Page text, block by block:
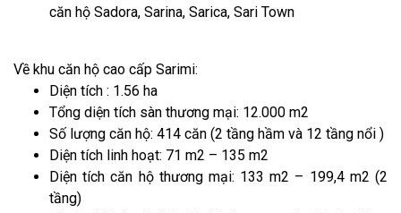
căn hộ Sadora, Sarina, Sarica, Sari Town
Về khu căn hộ cao cấp Sarimi:
Diện tích : 1.56 ha
Tổng diện tích sàn thương mại: 12.000 m2
Số lượng căn hộ: 414 căn (2 tầng hầm và 12 tầng nổi )
Diện tích linh hoạt: 71 m2 – 135 m2
Diện tích căn hộ thương mại: 133 m2 – 199,4 m2 (2
tầng)